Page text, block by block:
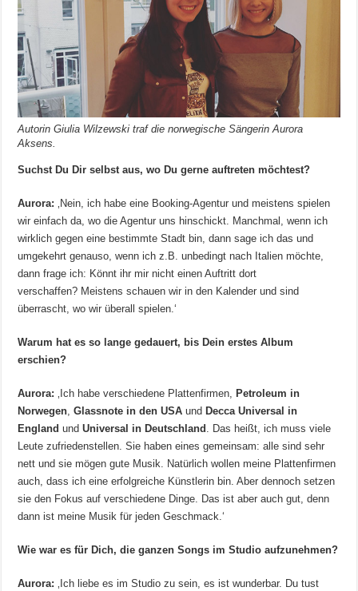
Autorin Giulia Wilzewski traf die norwegische Sängerin Aurora
Aksens.
Suchst Du Dir selbst aus, wo Du gerne auftreten möchtest?
Aurora: ‚Nein, ich habe eine Booking-Agentur und meistens spielen
wir einfach da, wo die Agentur uns hinschickt. Manchmal, wenn ich
wirklich gegen eine bestimmte Stadt bin, dann sage ich das und
umgekehrt genauso, wenn ich z.B. unbedingt nach Italien möchte,
dann frage ich: Könnt ihr mir nicht einen Auftritt dort
verschaffen? Meistens schauen wir in den Kalender und sind
überrascht, wo wir überall spielen.‘
Warum hat es so lange gedauert, bis Dein erstes Album
erschien?
Aurora: ‚Ich habe verschiedene Plattenfirmen, Petroleum in
Norwegen,Glassnote in den USA und Decca Universal in
England undUniversal in Deutschland . Das heißt, ich muss viele
Leute zufriedenstellen. Sie haben eines gemeinsam: alle sind sehr
nett und sie mögen gute Musik. Natürlich wollen meine Plattenfirmen
auch, dass ich eine erfolgreiche Künstlerin bin. Aber dennoch setzen
sie den Fokus auf verschiedene Dinge. Das ist aber auch gut, denn
dann ist meine Musik für jeden Geschmack.‘
Wie war es für Dich, die ganzen Songs im Studio aufzunehmen?
Aurora: ‚Ich liebe es im Studio zu sein, es ist wunderbar. Du tust